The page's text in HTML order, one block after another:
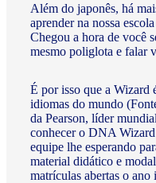
Além do japonês, há
aprender na nossa
Chegou a hora de você
mesmo poliglota e falar
É por isso que a Wizard
idiomas do mundo
da Pearson, líder
conhecer o DNA
equipe lhe esperando
material didático e
matrículas abertas o ano